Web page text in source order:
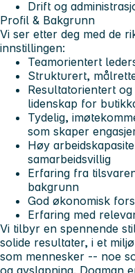
Drift og
Profil & Bakgrunn
Vi ser etter deg med de
innstillingen:
Teamorientert
Strukturert,
Resultatorientert
lidenskap for
Tydelig,
som skaper
Høy
samarbeidsvillig
Erfaring fra
bakgrunn
God økonomisk
Erfaring med
Vi tilbyr en spennende
solide resultater, i et
som mennesker -- noe
og avslapning. Dogman